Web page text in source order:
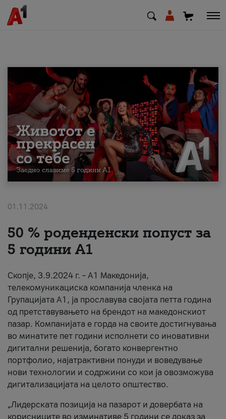
МК EN SQ
Приватни Деловни
Поддршка
Надополни кредит
За нас
01.11.2024
50 % роденденски попуст за
5 години А1
Скопје, 3.9.2024 г. – А1 Македонија,
телекомуникациска компанија членка на
Групацијата А1, ја прославува својата петта година
од претставувањето на брендот на македонскиот
пазар. Компанијата е горда на своите достигнувања
во минатите пет години исполнети со иновативни
дигитални решенија, богато конвергентно
портфолио, најатрактивни понуди и воведување
нови технологии и содржини со кои ја овозможува
дигитализацијата на целото општество.
„Лидерската позиција на пазарот и довербата на
корисниците во изминативе 5 години се доказ за